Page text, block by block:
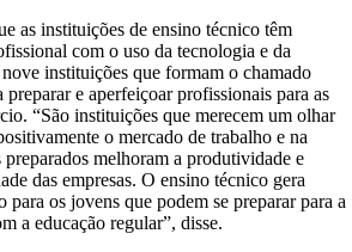
as instituições de ensino técnico têm
com o uso da tecnologia e da
instituições que formam o chamado
preparar e aperfeiçoar profissionais para as
“São instituições que merecem um olhar
o mercado de trabalho e na
melhoram a produtividade e
das empresas. O ensino técnico gera
para os jovens que podem se preparar para a
a educação regular”, disse.